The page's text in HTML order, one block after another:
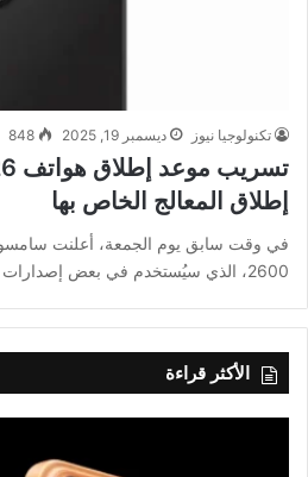
تكنولوجيا نيوز ديسمبر 19, 2025 848
إطلاق المعالج الخاص بها
2600، الذي سيُستخدم في بعض إصدارات سلسلة هواتف Galaxy…
الأكثر قراءة